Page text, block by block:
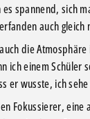
spannend, sich
auch gleich
die Atmosphäre
ich einem Schüler
er wusste, ich
Fokussierer, eine